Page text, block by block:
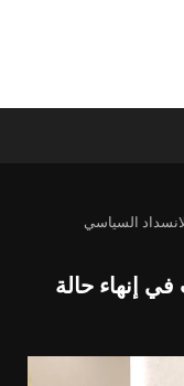
السياسي
إنهاء حالة